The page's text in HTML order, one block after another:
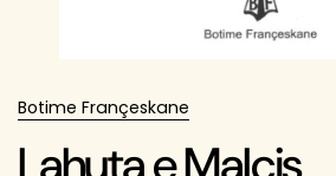
Botime Françeskane